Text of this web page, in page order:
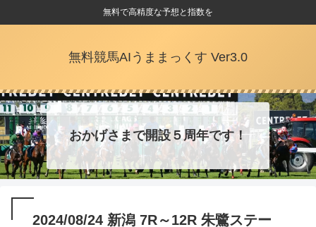
無料で高精度な予想と指数を
無料競馬AIうままっくす Ver3.0
おかげさまで開設５周年です！
2024/08/24 新潟 7R～12R 朱鷺ステー